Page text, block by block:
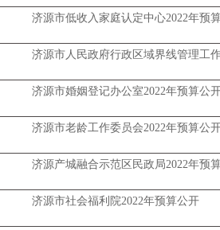
济源市低收入家庭认定中心2022年预
济源市人民政府行政区域界线管理工
济源市婚姻登记办公室2022年预算公
济源市老龄工作委员会2022年预算公
济源产城融合示范区民政局2022年预
济源市社会福利院2022年预算公开